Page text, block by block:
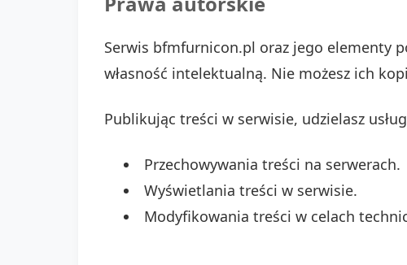
Serwis bfmfurnicon.pl oraz jego elementy
własność intelektualną. Nie możesz ich
Publikując treści w serwisie, udzielasz
Przechowywania treści na serwerach.
Wyświetlania treści w serwisie.
Modyfikowania treści w celach